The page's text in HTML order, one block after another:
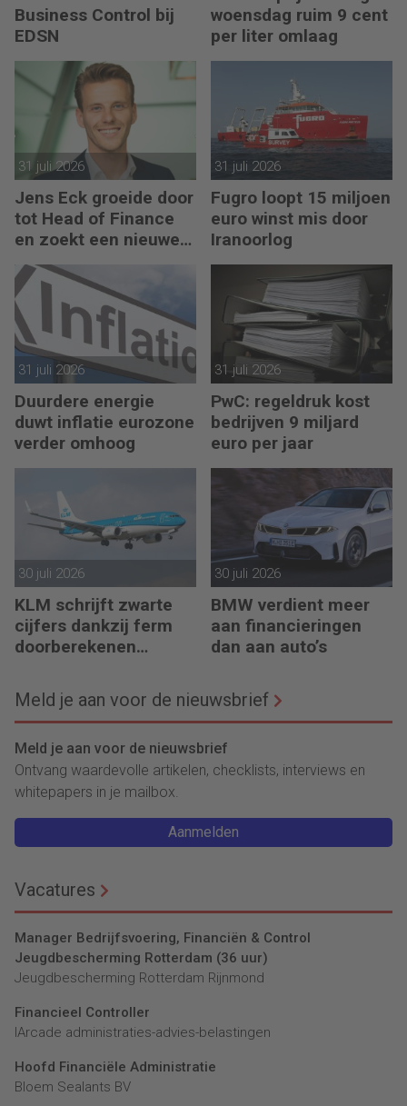
Business Control bij
EDSN
woensdag ruim 9 cent
per liter omlaag
31 juli 2026
Jens Eck groeide door
tot Head of Finance
en zoekt een nieuwe
uitdaging
31 juli 2026
Fugro loopt 15 miljoen
euro winst mis door
Iranoorlog
31 juli 2026
Duurdere energie
duwt inflatie eurozone
verder omhoog
31 juli 2026
PwC: regeldruk kost
bedrijven 9 miljard
euro per jaar
30 juli 2026
KLM schrijft zwarte
cijfers dankzij ferm
doorberekenen
30 juli 2026
BMW verdient meer
aan financieringen
dan aan auto’s
Meld je aan voor de nieuwsbrief
Meld je aan voor de nieuwsbrief
Ontvang waardevolle artikelen, checklists, interviews en
whitepapers in je mailbox.
Aanmelden
Vacatures
Manager Bedrijfsvoering, Financiën & Control
Jeugdbescherming Rotterdam (36 uur)
Jeugdbescherming Rotterdam Rijnmond
Financieel Controller
lArcade administraties-advies-belastingen
Hoofd Financiële Administratie
Bloem Sealants BV